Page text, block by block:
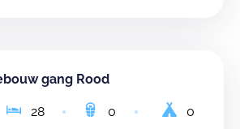
gang Rood
28 0
0